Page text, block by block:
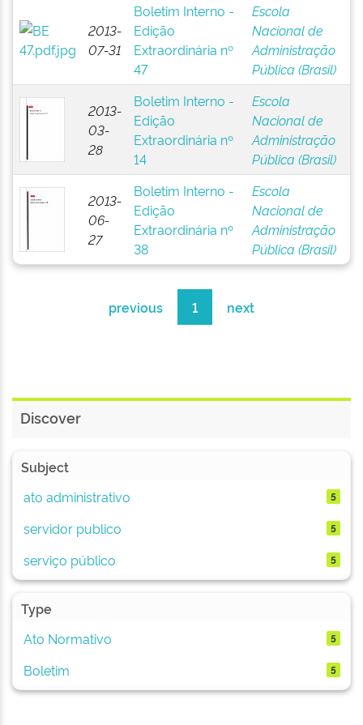
2013-
07-31
Boletim Interno -
Edição
Extraordinária nº
47
Escola
Nacional de
Administração
Pública (Brasil)
2013-
03-
28
Boletim Interno -
Edição
Extraordinária nº
14
Escola
Nacional de
Administração
Pública (Brasil)
2013-
06-
27
Boletim Interno -
Edição
Extraordinária nº
38
Escola
Nacional de
Administração
Pública (Brasil)
previous 1 next
Discover
Subject
ato administrativo
5
servidor publico 5
serviço público 5
Type
Ato Normativo
5
Boletim 5